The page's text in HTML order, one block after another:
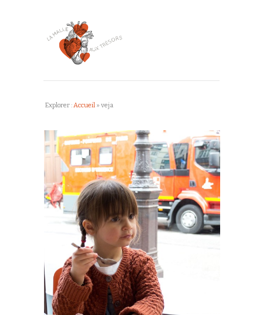
Explorer :Accueil » veja